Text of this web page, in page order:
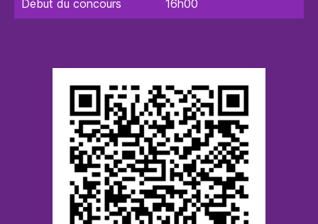
Début du concours
16h00